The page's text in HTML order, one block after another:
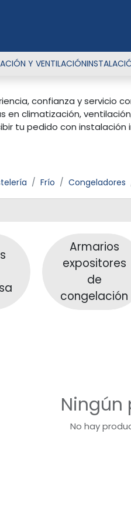
Y VENTILACIÓN
confianza y servicio
climatización,
tu pedido con instalación
Frío Congeladores
Armarios
expositores
de
congelación
Ningún
No hay